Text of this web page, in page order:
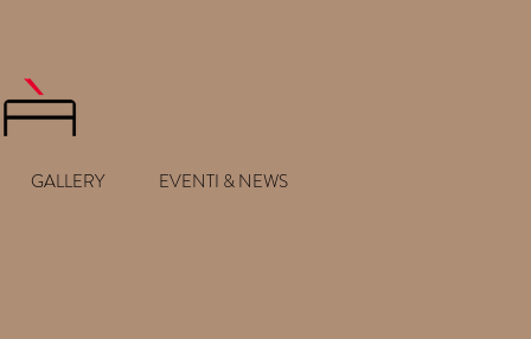
GALLERY EVENTI & NEWS